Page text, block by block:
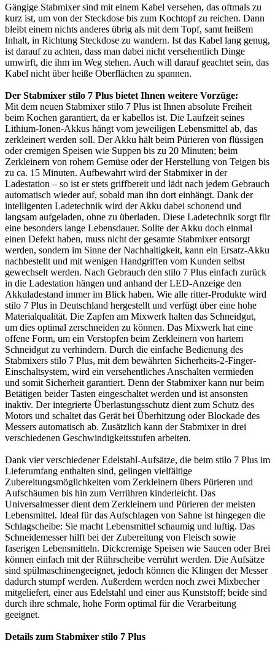
Gängige Stabmixer sind mit einem Kabel versehen, das oftmals zu
kurz ist, um von der Steckdose bis zum Kochtopf zu reichen. Dann
bleibt einem nichts anderes übrig als mit dem Topf, samt heißem
Inhalt, in Richtung Steckdose zu wandern. Ist das Kabel lang genug,
ist darauf zu achten, dass man dabei nicht versehentlich Dinge
umwirft, die ihm im Weg stehen. Auch will darauf geachtet sein, das
Kabel nicht über heiße Oberflächen zu spannen.
Der Stabmixer stilo 7 Plus bietet Ihnen weitere Vorzüge:
Mit dem neuen Stabmixer stilo 7 Plus ist Ihnen absolute Freiheit
beim Kochen garantiert, da er kabellos ist. Die Laufzeit seines
Lithium-Ionen-Akkus hängt vom jeweiligen Lebensmittel ab, das
zerkleinert werden soll. Der Akku hält beim Pürieren von flüssigen
oder cremigen Speisen wie Suppen bis zu 20 Minuten; beim
Zerkleinern von rohem Gemüse oder der Herstellung von Teigen bis
zu ca. 15 Minuten. Aufbewahrt wird der Stabmixer in der
Ladestation – so ist er stets griffbereit und lädt nach jedem Gebrauch
automatisch wieder auf, sobald man ihn dort einhängt. Dank der
intelligenten Ladetechnik wird der Akku dabei schonend und
langsam aufgeladen, ohne zu überladen. Diese Ladetechnik sorgt für
eine besonders lange Lebensdauer. Sollte der Akku doch einmal
einen Defekt haben, muss nicht der gesamte Stabmixer entsorgt
werden, sondern im Sinne der Nachhaltigkeit, kann ein Ersatz-Akku
nachbestellt und mit wenigen Handgriffen vom Kunden selbst
gewechselt werden. Nach Gebrauch den stilo 7 Plus einfach zurück
in die Ladestation hängen und anhand der LED-Anzeige den
Akkuladestand immer im Blick haben. Wie alle ritter-Produkte wird
stilo 7 Plus in Deutschland hergestellt und verfügt über eine hohe
Materialqualität. Die Zapfen am Mixwerk halten das Schneidgut,
um dies optimal zerschneiden zu können. Das Mixwerk hat eine
offene Form, um ein Verstopfen beim Zerkleinern von hartem
Schneidgut zu verhindern. Durch die einfache Bedienung des
Stabmixers stilo 7 Plus, mit dem bewährten Sicherheits-2-Finger-
Einschaltsystem, wird ein versehentliches Anschalten vermieden
und somit Sicherheit garantiert. Denn der Stabmixer kann nur beim
Betätigen beider Tasten eingeschaltet werden und ist ansonsten
inaktiv. Der integrierte Überlastungsschutz dient zum Schutz des
Motors und schaltet das Gerät bei Überhitzung oder Blockade des
Messers automatisch ab. Zusätzlich kann der Stabmixer in drei
verschiedenen Geschwindigkeitsstufen arbeiten.
Dank vier verschiedener Edelstahl-Aufsätze, die beim stilo 7 Plus im
Lieferumfang enthalten sind, gelingen vielfältige
Zubereitungsmöglichkeiten vom Zerkleinern übers Pürieren und
Aufschäumen bis hin zum Verrühren kinderleicht. Das
Universalmesser dient dem Zerkleinern und Pürieren der meisten
Lebensmittel. Ideal für das Aufschlagen von Sahne ist hingegen die
Schlagscheibe: Sie macht Lebensmittel schaumig und luftig. Das
Schneidemesser hilft bei der Zubereitung von Fleisch sowie
faserigen Lebensmitteln. Dickcremige Speisen wie Saucen oder Brei
können einfach mit der Rührscheibe verrührt werden. Die Aufsätze
sind spülmaschinengeeignet, jedoch können die Klingen der Messer
dadurch stumpf werden. Außerdem werden noch zwei Mixbecher
mitgeliefert, einer aus Edelstahl und einer aus Kunststoff; beide sind
durch ihre schmale, hohe Form optimal für die Verarbeitung
geeignet.
Details zum Stabmixer stilo 7 Plus